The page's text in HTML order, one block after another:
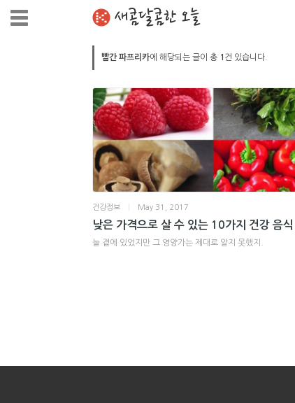
새콤달콤한 오늘
빨간 파프리카에 해당되는 글이 총 1 건 있습니다.
건강정보 May 31, 2017
낮은 가격으로 살 수 있는 10가지 건강 음식
늘 곁에 있었지만 그 영양가는 제대로 알지 못했지.